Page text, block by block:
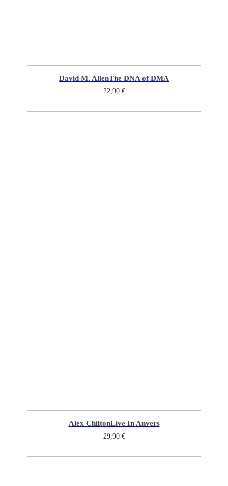
David M. AllenThe DNA of DMA
22,90 €
Alex ChiltonLive In Anvers
29,90 €